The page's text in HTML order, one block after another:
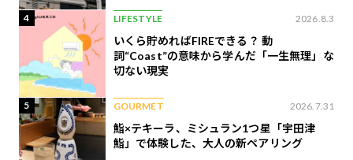
4 LIFESTYLE 2026.8.3
いくら貯めればFIREできる？ 動
詞“Coast”の意味から学んだ「一生無理」な
切ない現実
5 GOURMET 2026.7.31
鮨×テキーラ、ミシュラン1つ星「宇田津
鮨」で体験した、大人の新ペアリング